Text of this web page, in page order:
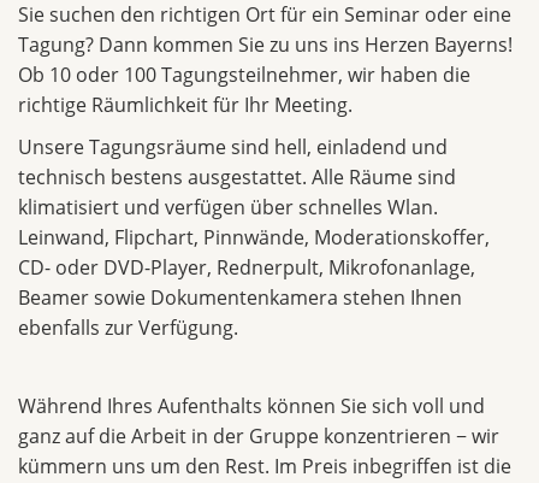
Sie suchen den richtigen Ort für ein Seminar oder eine
Tagung? Dann kommen Sie zu uns ins Herzen Bayerns!
Ob 10 oder 100 Tagungsteilnehmer, wir haben die
richtige Räumlichkeit für Ihr Meeting.
Unsere Tagungsräume sind hell, einladend und
technisch bestens ausgestattet. Alle Räume sind
klimatisiert und verfügen über schnelles Wlan.
Leinwand, Flipchart, Pinnwände, Moderationskoffer,
CD- oder DVD-Player, Rednerpult, Mikrofonanlage,
Beamer sowie Dokumentenkamera stehen Ihnen
ebenfalls zur Verfügung.
Während Ihres Aufenthalts können Sie sich voll und
ganz auf die Arbeit in der Gruppe konzentrieren − wir
kümmern uns um den Rest. Im Preis inbegriffen ist die